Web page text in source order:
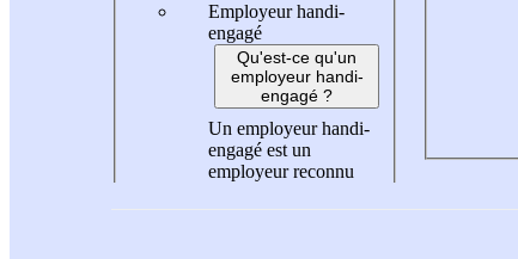
Employeur handi-
engagé
Qu'est-ce qu'un
employeur handi-
engagé ?
Un employeur handi-
engagé est un
employeur reconnu